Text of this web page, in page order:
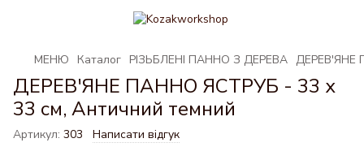
МЕНЮ Каталог РІЗЬБЛЕНІ ПАННО З ДЕРЕВА ДЕРЕВ'ЯНЕ
ДЕРЕВ'ЯНЕ ПАННО ЯСТРУБ - 33 х
33 см, Античний темний
Артикул: 303 Написати відгук